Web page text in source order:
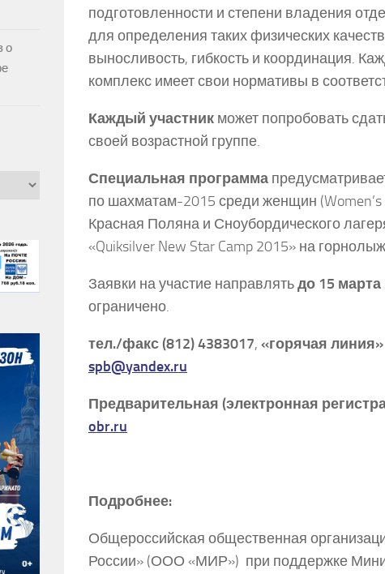
подготовленности и степени владения
для определения таких физических
выносливость, гибкость и координация.
комплекс имеет свои нормативы в
Каждый участник может попробовать
своей возрастной группе.
Специальная программа
по шахматам-2015 среди женщин (Women’s
Красная Поляна и Сноубордического
«Quiksilver New Star Camp 2015» на
Заявки на участие направлятьдо 15 марта
ограничено.
тел./факс (812) 4383017, «горячая
spb@yandex.ru
Предварительная (электронная
obr.ru
Подробнее:
Общероссийская общественная
России» (ООО «МИР») при поддержке
о